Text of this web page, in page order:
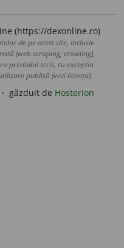
(https://dexonline.ro)
de pe acest site, inclusiv
(web scraping, crawling),
prealabil scris, cu excepția
publică (vezi licența).
găzduit de Hosterion